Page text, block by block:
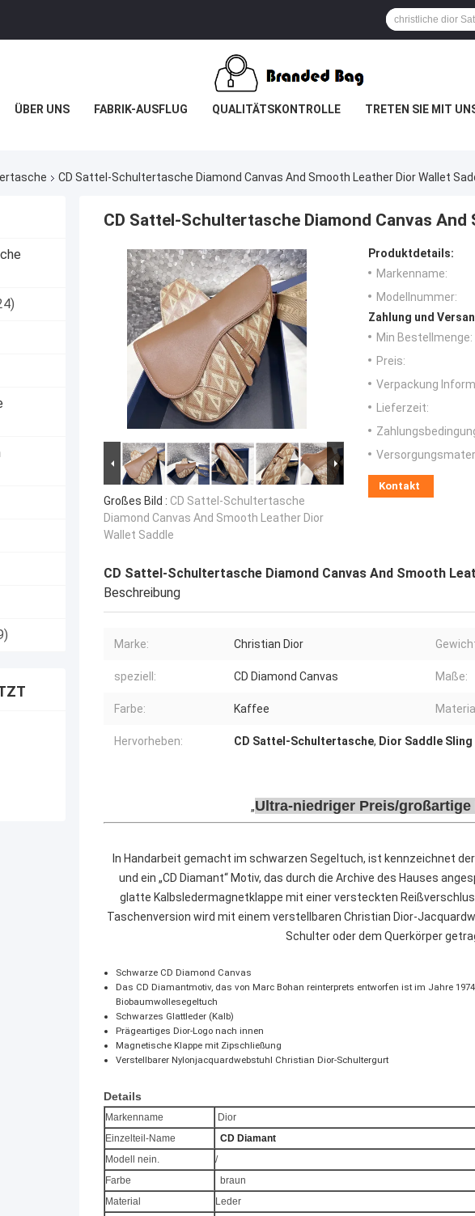
ÜBER UNS FABRIK-AUSFLUG QUALITÄTSKONTROLLE TRETEN SIE MIT
CD Sattel-Schultertasche Diamond Canvas And Smooth Leather Dior Wallet
CD Sattel-Schultertasche Diamond Canvas
Großes Bild : CD Sattel-Schultertasche
Diamond Canvas And Smooth Leather Dior
Wallet Saddle
Produktdetails:
Markenname:
Modellnummer:
Zahlung und
Min Bestellmenge:
Preis:
Verpackung
Lieferzeit:
Kontakt
CD Sattel-Schultertasche Diamond Canvas And Smooth
Beschreibung
Marke: Christian Dior
speziell: CD Diamond Canvas Maße:
Farbe: Kaffee
Hervorheben: CD Sattel-Schultertasche, Dior Saddle Sling
Ultra-niedriger Preis/großartige
In Handarbeit gemacht im schwarzen Segeltuch, ist kennzeichnet
und ein „CD Diamant“ Motiv, das durch die Archive des Hauses
glatte Kalbsledermagnetklappe mit einer versteckten
Taschenversion wird mit einem verstellbaren Christian Dior-
Schulter oder dem Querkörper
Schwarze CD Diamond Canvas
Das CD Diamantmotiv, das von Marc Bohan reinterprets entworfen ist im Jahre
Biobaumwollesegeltuch
Schwarzes Glattleder (Kalb)
Prägeartiges Dior-Logo nach innen
Magnetische Klappe mit Zipschließung
Verstellbarer Nylonjacquardwebstuhl Christian Dior-Schultergurt
Details
Markenname
Dior
Einzelteil-Name
CD Diamant
Modell nein.
/
Farbe
braun
Material
Leder